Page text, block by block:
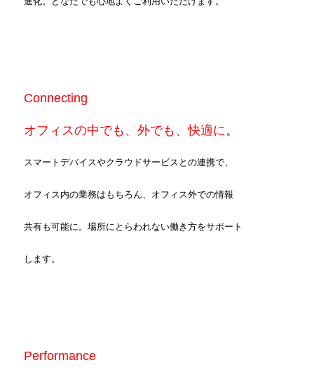
Connecting
オフィスの中でも、外でも、快適に。
スマートデバイスやクラウドサービスとの連携で、
オフィス内の業務はもちろん、オフィス外での情報
共有も可能に。場所にとらわれない働き方をサポート
します。
Performance